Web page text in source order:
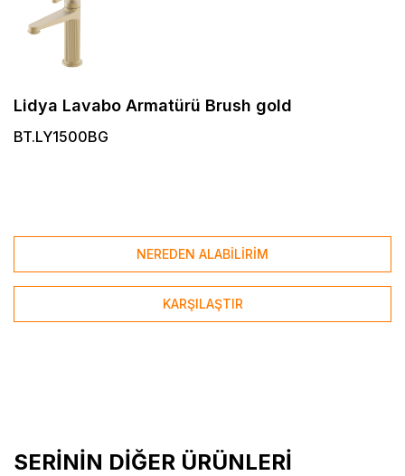
Lidya Lavabo Armatürü Brush gold
BT.LY1500BG
NEREDEN ALABİLİRİM
KARŞILAŞTIR
SERİNİN DİĞER ÜRÜNLERİ